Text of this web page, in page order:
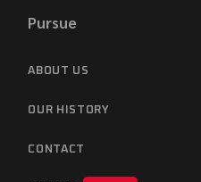
Pursue
ABOUT US
OUR HISTORY
CONTACT